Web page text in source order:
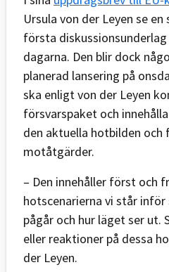
Ursula von der Leyen se
första
dagarna. Den blir dock
planerad lansering på
ska enligt von der Leyen
försvarspaket och
den aktuella hotbilden och
motåtgärder.
– Den innehåller först och
hotscenarierna vi står
pågår och hur läget ser ut.
eller reaktioner på dessa
der Leyen.